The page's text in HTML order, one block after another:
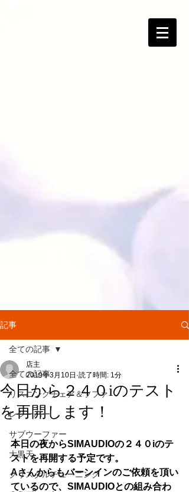
記事
全ての記事
リスニングチェア＆ソファ
レシーバー
サブウーファー
大黒天
クリスタルチューニング
全ての記事
今日から２４０iのテスト
を再開します！
店主
2019年3月10日 読了時間: 1分
本日の夜からSIMAUDIOの２４０iのテ
ストを再開する予定です。
Aさんからもバーンインのご依頼を頂い
ているので、SIMAUDIOとの組み合わ